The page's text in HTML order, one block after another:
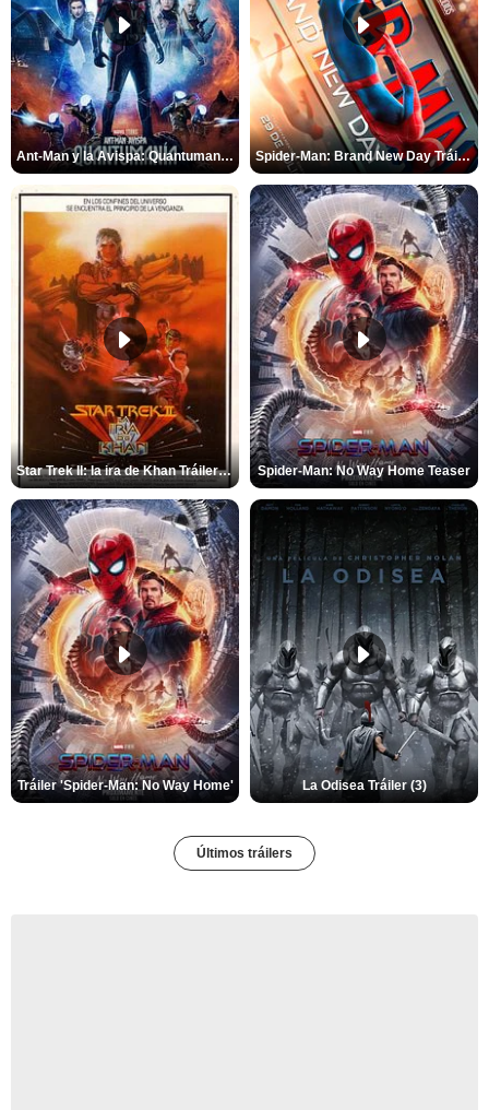
Ant-Man y la Avispa: Quantumanía Tráiler (2) Spider-Man: Brand New Day Tráiler (3)
Star Trek II: la ira de Khan Tráiler VO Spider-Man: No Way Home Teaser
Tráiler 'Spider-Man: No Way Home' La Odisea Tráiler (3)
Últimos tráilers